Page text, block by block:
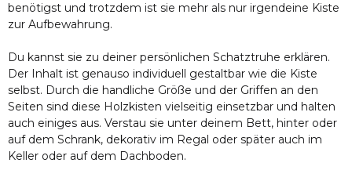
benötigst und trotzdem ist sie mehr als nur irgendeine Kiste
zur Aufbewahrung.
Du kannst sie zu deiner persönlichen Schatztruhe erklären.
Der Inhalt ist genauso individuell gestaltbar wie die Kiste
selbst. Durch die handliche Größe und der Griffen an den
Seiten sind diese Holzkisten vielseitig einsetzbar und halten
auch einiges aus. Verstau sie unter deinem Bett, hinter oder
auf dem Schrank, dekorativ im Regal oder später auch im
Keller oder auf dem Dachboden.